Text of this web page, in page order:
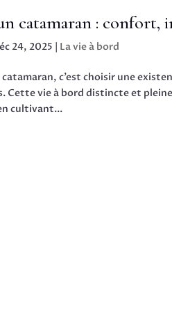
catamaran :
24, 2025 La vie à bord
catamaran, c’est choisir une
Cette vie à bord distincte et
cultivant...